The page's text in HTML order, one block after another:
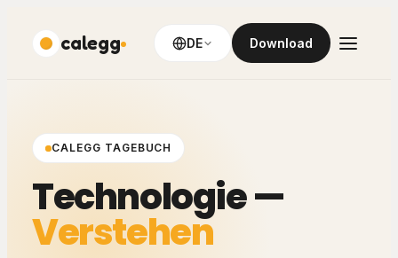
calegg DE Download
CALEGG TAGEBUCH
Technologie—
Verstehen